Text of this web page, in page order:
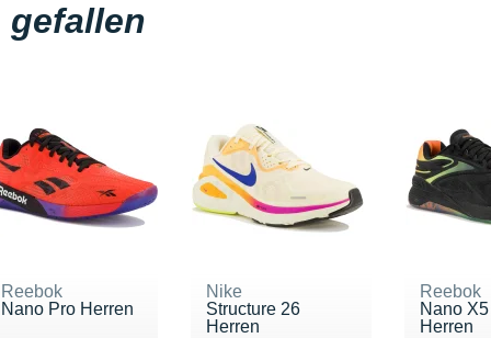
gefallen
Reebok
Nano Pro Herren
Nike
Structure 26
Herren
Reebok
Nano
Herren